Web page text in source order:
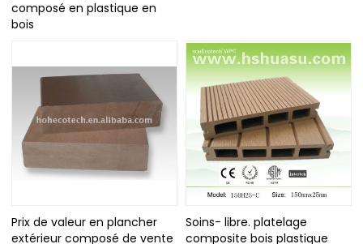
composé en plastique en
bois
Prix de valeur en plancher
extérieur composé de vente
Soins- libre. platelage
composite bois plastique